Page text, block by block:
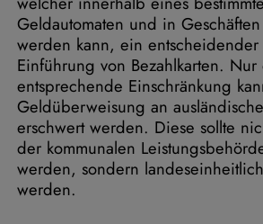
Geldautomaten und in
werden kann, ein
Einführung von Bezahlkarten.
entsprechende Einschränkung
Geldüberweisung an
erschwert werden. Diese sollte
der kommunalen
werden, sondern
werden.